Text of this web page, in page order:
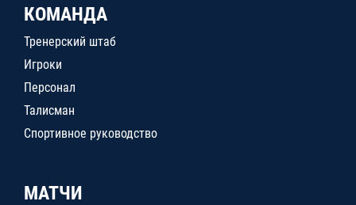
КОМАНДА
Тренерский штаб
Игроки
Персонал
Талисман
Спортивное руководство
МАТЧИ